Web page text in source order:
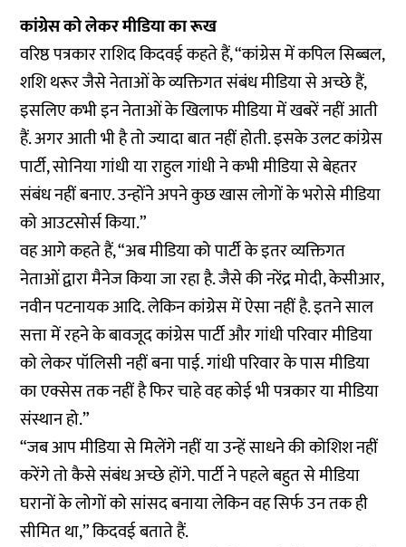
कांग्रेस को लेकर मीडिया का रूख
वरिष्ठ पत्रकार राशिद किदवई कहते हैं, “कांग्रेस में कपिल सिब्बल,
शशि थरूर जैसे नेताओं के व्यक्तिगत संबंध मीडिया से अच्छे हैं,
इसलिए कभी इन नेताओं के खिलाफ मीडिया में खबरें नहीं आती
हैं. अगर आती भी है तो ज्यादा बात नहीं होती. इसके उलट कांग्रेस
पार्टी, सोनिया गांधी या राहुल गांधी ने कभी मीडिया से बेहतर
संबंध नहीं बनाए. उन्होंने अपने कुछ खास लोगों के भरोसे मीडिया
को आउटसोर्स किया.”
वह आगे कहते हैं, “अब मीडिया को पार्टी के इतर व्यक्तिगत
नेताओं द्वारा मैनेज किया जा रहा है. जैसे की नरेंद्र मोदी, केसीआर,
नवीन पटनायक आदि. लेकिन कांग्रेस में ऐसा नहीं है. इतने साल
सत्ता में रहने के बावजूद कांग्रेस पार्टी और गांधी परिवार मीडिया
को लेकर पॉलिसी नहीं बना पाई. गांधी परिवार के पास मीडिया
का एक्सेस तक नहीं है फिर चाहे वह कोई भी पत्रकार या मीडिया
संस्थान हो.”
“जब आप मीडिया से मिलेंगे नहीं या उन्हें साधने की कोशिश नहीं
करेंगे तो कैसे संबंध अच्छे होंगे. पार्टी ने पहले बहुत से मीडिया
घरानों के लोगों को सांसद बनाया लेकिन वह सिर्फ उन तक ही
सीमित था,” किदवई बताते हैं.